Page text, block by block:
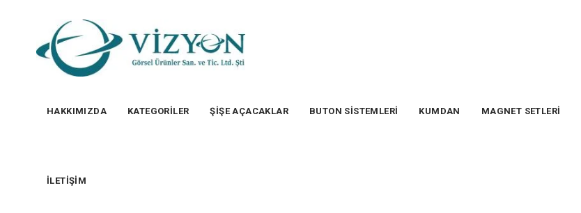
HAKKIMIZDA KATEGORİLER ŞİŞE AÇACAKLAR BUTON SİSTEMLERİ KUMDAN MAGNET SETLERİ
İLETİŞİM